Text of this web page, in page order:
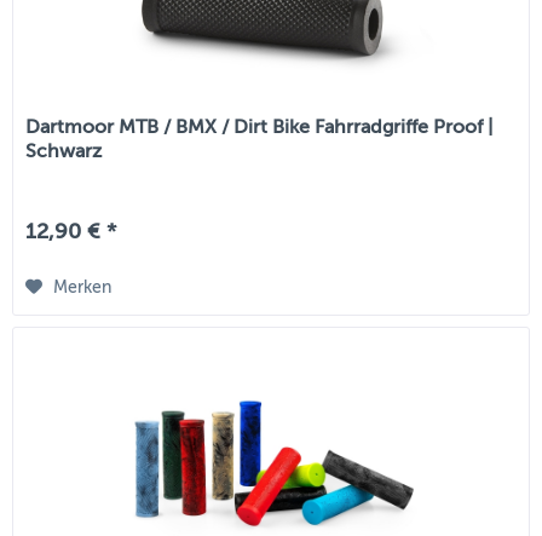
Dartmoor MTB / BMX / Dirt Bike Fahrradgriffe Proof |
Schwarz
12,90 € *
Merken